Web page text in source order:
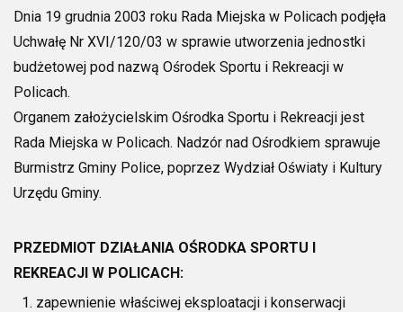
Dnia 19 grudnia 2003 roku Rada Miejska w Policach podjęła
Uchwałę Nr XVI/120/03 w sprawie utworzenia jednostki
budżetowej pod nazwą Ośrodek Sportu i Rekreacji w
Policach.
Organem założycielskim Ośrodka Sportu i Rekreacji jest
Rada Miejska w Policach. Nadzór nad Ośrodkiem sprawuje
Burmistrz Gminy Police, poprzez Wydział Oświaty i Kultury
Urzędu Gminy.
PRZEDMIOT DZIAŁANIA OŚRODKA SPORTU I
REKREACJI W POLICACH:
zapewnienie właściwej eksploatacji i konserwacji